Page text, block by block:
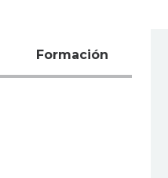
Formación